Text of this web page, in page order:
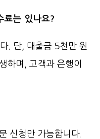
료는 있나요?
. 단, 대출금 5천만 원
하며, 고객과 은행이
신청만 가능합니다.